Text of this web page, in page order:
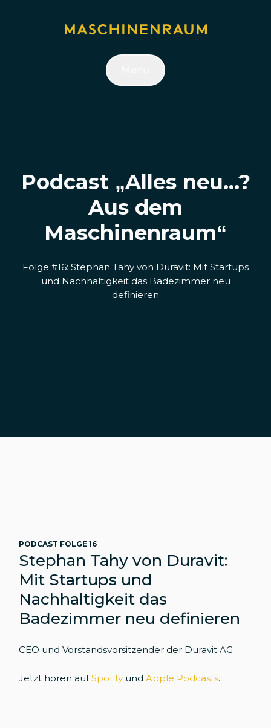
Podcast „Alles neu...?
Aus dem
Maschinenraum“
Folge #16: Stephan Tahy von Duravit: Mit Startups
und Nachhaltigkeit das Badezimmer neu
definieren
PODCAST FOLGE 16
Stephan Tahy von Duravit:
Mit Startups und
Nachhaltigkeit das
Badezimmer neu definieren
CEO und Vorstandsvorsitzender der Duravit AG
Jetzt hören aufSpotify undApple Podcasts.